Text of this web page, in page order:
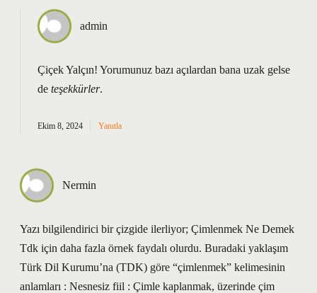
admin
Çiçek Yalçın! Yorumunuz bazı açılardan bana uzak gelse
de teşekkürler.
Ekim 8, 2024 Yanıtla
Nermin
Yazı bilgilendirici bir çizgide ilerliyor; Çimlenmek Ne Demek
Tdk için daha fazla örnek faydalı olurdu. Buradaki yaklaşım
Türk Dil Kurumu’na (TDK) göre “çimlenmek” kelimesinin
anlamları : Nesnesiz fiil : Çimle kaplanmak, üzerinde çim